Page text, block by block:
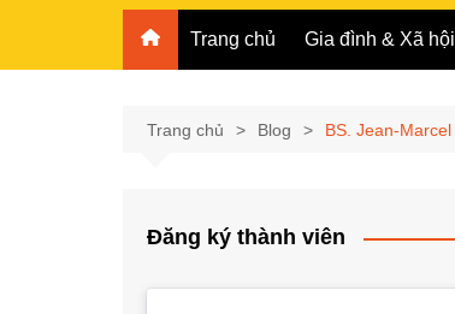
Trang chủ Gia đình & Xã hội
Trang chủ Blog BS. Jean-Marcel
Đăng ký thành viên